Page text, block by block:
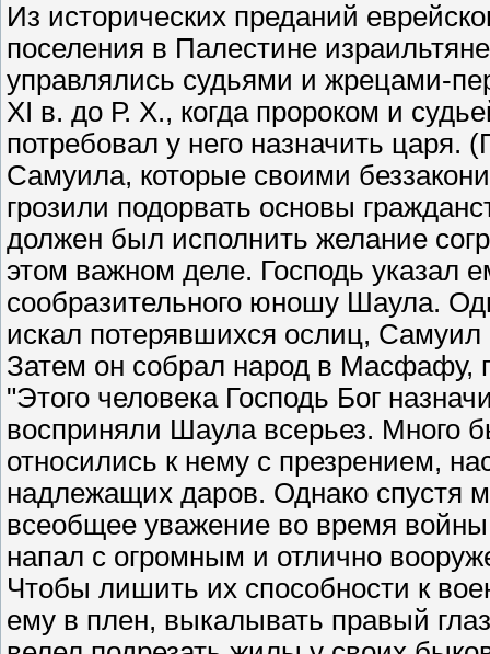
Из исторических преданий
поселения в Палестине
управлялись судьями и жрецами-
XI в. до Р. Х., когда пророком и
потребовал у него назначить
Самуила, которые своими
грозили подорвать основы
должен был исполнить желание
этом важном деле. Господь указал
сообразительного юношу Шаула.
искал потерявшихся ослиц,
Затем он собрал народ в Масфафу,
"Этого человека Господь Бог
восприняли Шаула всерьез. Много
относились к нему с презрением,
надлежащих даров. Однако спустя
всеобщее уважение во время
напал с огромным и отлично
Чтобы лишить их способности к
ему в плен, выкалывать правый